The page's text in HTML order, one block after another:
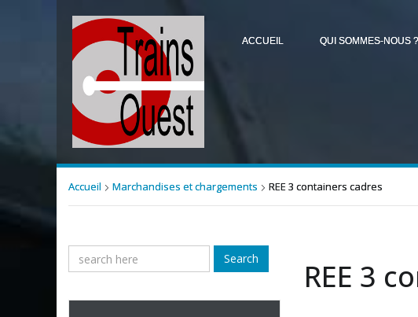
ACCUEIL QUI SOMMES-NOUS ?
Accueil Marchandises et chargements REE 3 containers cadres
Search REE 3